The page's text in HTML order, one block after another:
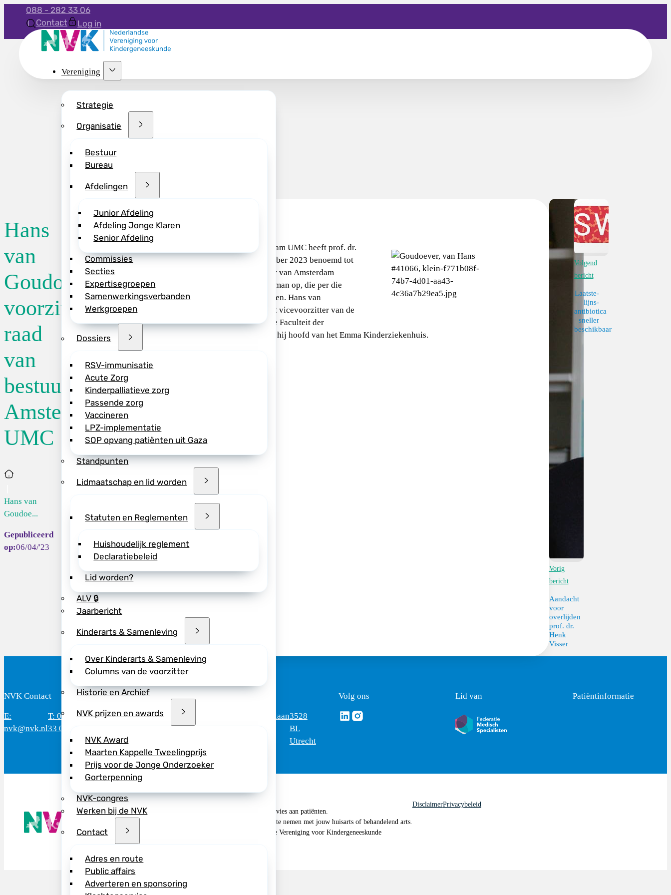
088 - 282 33 06
Contact
Log in
Vereniging
Strategie
Organisatie
Bestuur
Bureau
Afdelingen
Junior Afdeling
Afdeling Jonge Klaren
Senior Afdeling
Commissies
Secties
Expertisegroepen
Samenwerkingsverbanden
Werkgroepen
Dossiers
RSV-immunisatie
Acute Zorg
Kinderpalliatieve zorg
Passende zorg
Vaccineren
LPZ-implementatie
SOP opvang patiënten uit Gaza
Standpunten
Lidmaatschap en lid worden
Statuten en Reglementen
Huishoudelijk reglement
Declaratiebeleid
Lid worden?
ALV 🔒
Jaarbericht
Kinderarts & Samenleving
Over Kinderarts & Samenleving
Columns van de voorzitter
Historie en Archief
NVK prijzen en awards
NVK Award
Maarten Kappelle Tweelingprijs
Prijs voor de Jonge Onderzoeker
Gorterpenning
NVK-congres
Werken bij de NVK
Contact
Adres en route
Public affairs
Adverteren en sponsoring
Hans
van
Goudoever
voorzitter
raad
van
bestuur
Amsterdam
UMC
Home
Hans van
Goudoe...
06/04/'23
De raad van toezicht van Amsterdam UMC heeft prof. dr.
Hans van Goudoever per 1 november 2023 benoemd tot
voorzitter van de raad van bestuur van Amsterdam
UMC. Hij volgt prof. dr. Chris Polman op, die per die
datum Amsterdam UMC zal verlaten. Hans van
Goudoever is sinds 1 januari 2022 vicevoorzitter van de
raad van bestuur en decaan van de Faculteit der
Geneeskunde UvA. Daarvoor was hij hoofd van het Emma Kinderziekenhuis.
Deel dit bericht via:
Vorig
bericht
Aandacht
voor
overlijden
prof. dr.
Henk
Visser
Volgend
bericht
Laatste-
lijns-
antibiotica
sneller
beschikbaar
NVK Contact
E:
nvk@nvk.nl
T: 088 - 282
33 06
Bereikbaar: 8.30 - 17.00 uur
Mercatorlaan3528
BL
Utrecht
Volg ons
Volg ons via Linkedin
Volg ons via Instagram
Lid van Patiëntinformatie
De NVK geeft geen medisch advies aan patiënten.
Wij adviseren je om contact op te nemen met jouw huisarts of behandelend arts.
Copyright © 2026, Nederlandse Vereniging voor Kindergeneeskunde
DisclaimerPrivacybeleid